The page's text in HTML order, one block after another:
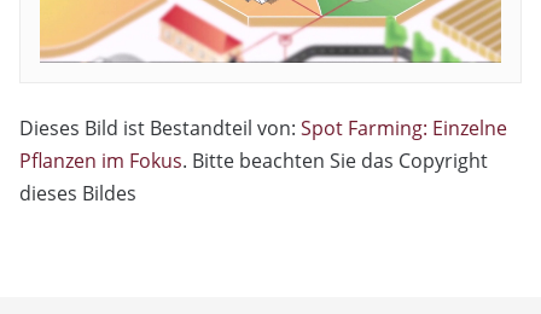
Dieses Bild ist Bestandteil von: Spot Farming: Einzelne
Pflanzen im Fokus. Bitte beachten Sie das Copyright
dieses Bildes